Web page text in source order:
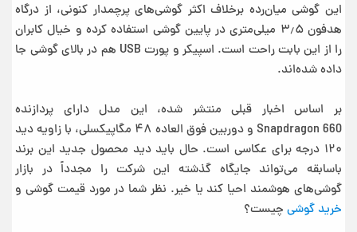
این گوشی میان‌رده برخلاف اکثر گوشی‌های پرچمدار کنونی، از درگاه
هدفون ۳٫۵ میلی‌متری در پایین گوشی استفاده کرده و خیال کابران
را از این بابت راحت است. اسپیکر و پورت USB هم در بالای گوشی جا
داده شده‌اند.
بر اساس اخبار قبلی منتشر شده، این مدل دارای پردازنده
Snapdragon 660 و دوربین فوق العاده ۴۸ مگاپیکسلی، با زاویه دید
۱۲۰ درجه برای عکاسی است. حال باید دید محصول جدید این برند
باسابقه می‌تواند جایگاه گذشته این شرکت را مجدداً در بازار
گوشی‌های هوشمند احیا کند یا خیر. نظر شما در مورد قیمت گوشی و
خرید گوشی چیست؟